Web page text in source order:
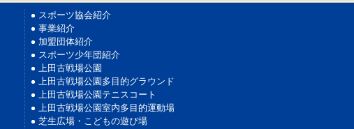
スポーツ協会紹介
事業紹介
加盟団体紹介
スポーツ少年団紹介
上田古戦場公園
上田古戦場公園多目的グラウンド
上田古戦場公園テニスコート
上田古戦場公園室内多目的運動場
芝生広場・こどもの遊び場